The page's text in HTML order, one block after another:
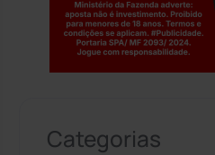
Categorias